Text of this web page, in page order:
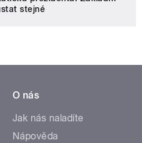
stejné
O nás
Jak nás naladíte
Nápověda